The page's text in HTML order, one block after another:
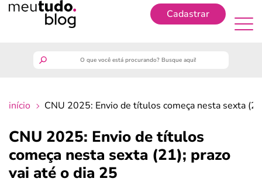
Cadastrar
finanças
benefícios
início CNU 2025: Envio de títulos começa nesta sexta
CNU 2025: Envio de títulos
começa nesta sexta (21); prazo
vai até o dia 25